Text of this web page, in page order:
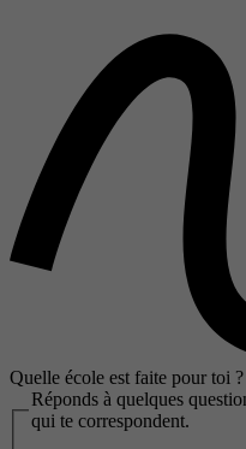
Quelle école est faite pour toi ?
Réponds à quelques
qui te correspondent.